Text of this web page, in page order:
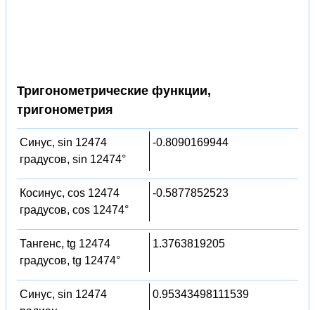
Тригонометрические функции,
тригонометрия
Синус, sin 12474
градусов, sin 12474°
-0.8090169944
Косинус, cos 12474
градусов, cos 12474°
-0.5877852523
Тангенс, tg 12474
градусов, tg 12474°
1.3763819205
Синус, sin 12474
0.95343498111539